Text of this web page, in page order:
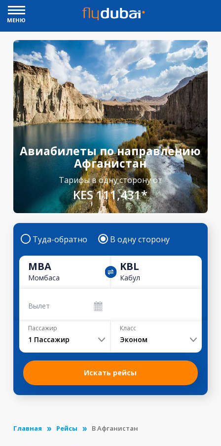
МЕНЮ
Авиабилеты по направлению
Афганистан
Тарифы в одну сторону от
KES 111,431*
Туда-обратно В одну сторону
MBA
Момбаса
KBL
Кабул
Вылет
Пассажир
1 Пассажир
Класс
Эконом
Искать рейсы
Главная Рейсы В Афганистан